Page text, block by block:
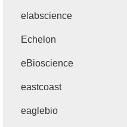
elabscience
Echelon
eBioscience
eastcoast
eaglebio